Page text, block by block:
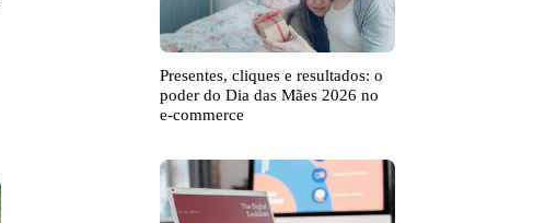
Presentes, cliques e resultados: o
poder do Dia das Mães 2026 no
e-commerce